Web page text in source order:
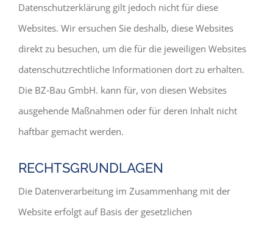
Datenschutzerklärung gilt jedoch nicht für diese
Websites. Wir ersuchen Sie deshalb, diese Websites
direkt zu besuchen, um die für die jeweiligen Websites
datenschutzrechtliche Informationen dort zu erhalten.
Die BZ‐Bau GmbH. kann für, von diesen Websites
ausgehende Maßnahmen oder für deren Inhalt nicht
haftbar gemacht werden.
RECHTSGRUNDLAGEN
Die Datenverarbeitung im Zusammenhang mit der
Website erfolgt auf Basis der gesetzlichen